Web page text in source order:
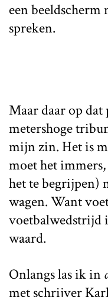
een
spreken.
Maar daar op dat
metershoge
mijn zin. Het is
moet het
het te begrijpen)
wagen. Want
voetbalwedstrijd
waard.
Onlangs las ik in
met schrijver